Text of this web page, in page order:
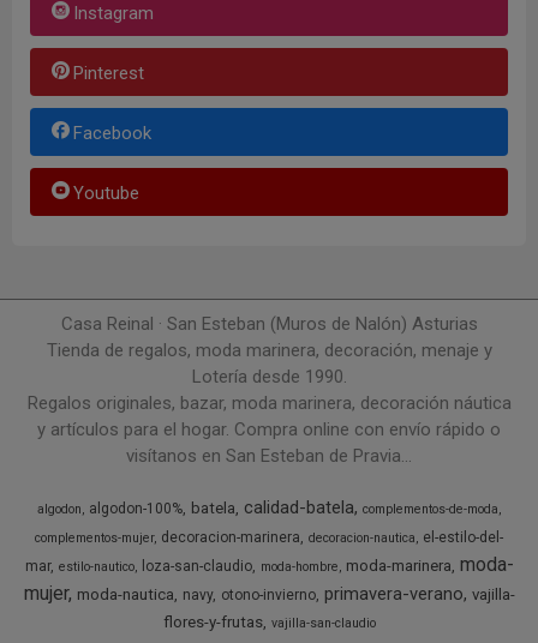
Instagram
Pinterest
Facebook
Youtube
Casa Reinal · San Esteban (Muros de Nalón) Asturias
Tienda de regalos, moda marinera, decoración, menaje y
Lotería desde 1990.
Regalos originales, bazar, moda marinera, decoración náutica
y artículos para el hogar. Compra online con envío rápido o
visítanos en San Esteban de Pravia...
algodon algodon-100% batela calidad-batela
complementos-de-moda
complementos-mujer decoracion-marinera decoracion-nautica
el-estilo-del-
mar estilo-nautico loza-san-claudio moda-hombre moda-marinera moda-
mujer moda-nautica navy otono-invierno primavera-verano vajilla-
flores-y-frutas vajilla-san-claudio